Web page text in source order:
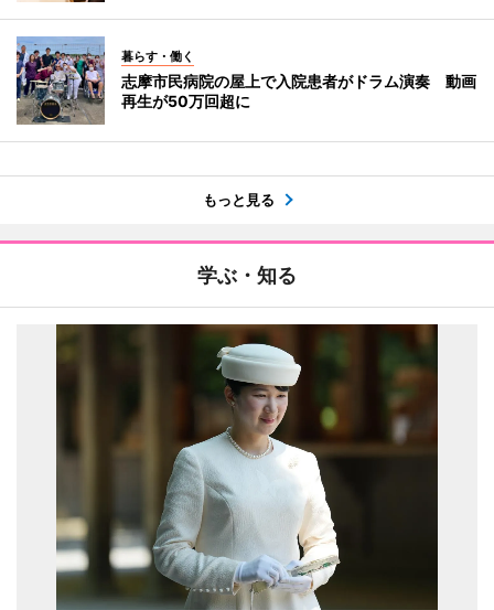
暮らす・働く
志摩市民病院の屋上で入院患者がドラム演奏 動画
再生が50万回超に
もっと見る
学ぶ・知る